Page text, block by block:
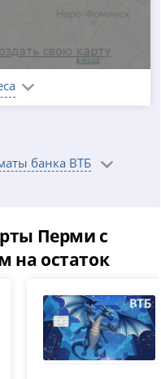
банка ВТБ
Перми с
на остаток